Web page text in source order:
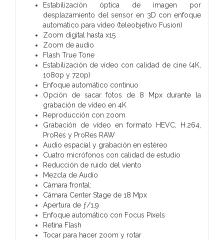
Estabili­zación óptica de imagen por
desplazamiento del sensor en 3D con enfoque
automático para vídeo (teleobjetivo Fusion)
Zoom digital hasta x15
Zoom de audio
Flash True Tone
Estabili­zación de vídeo con calidad de cine (4K,
1080p y 720p)
Enfoque automático continuo
Opción de sacar fotos de 8 Mpx durante la
grabación de vídeo en 4K
Reproducción con zoom
Grabación de vídeo en formato HEVC, H.264,
ProRes y ProRes RAW
Audio espacial y grabación en estéreo
Cuatro micrófonos con calidad de estudio
Reducción de ruido del viento
Mezcla de Audio
Cámara frontal:
Cámara Center Stage de 18 Mpx
Apertura de ƒ/1,9
Enfoque automático con Focus Pixels
Retina Flash
Tocar para hacer zoom y rotar